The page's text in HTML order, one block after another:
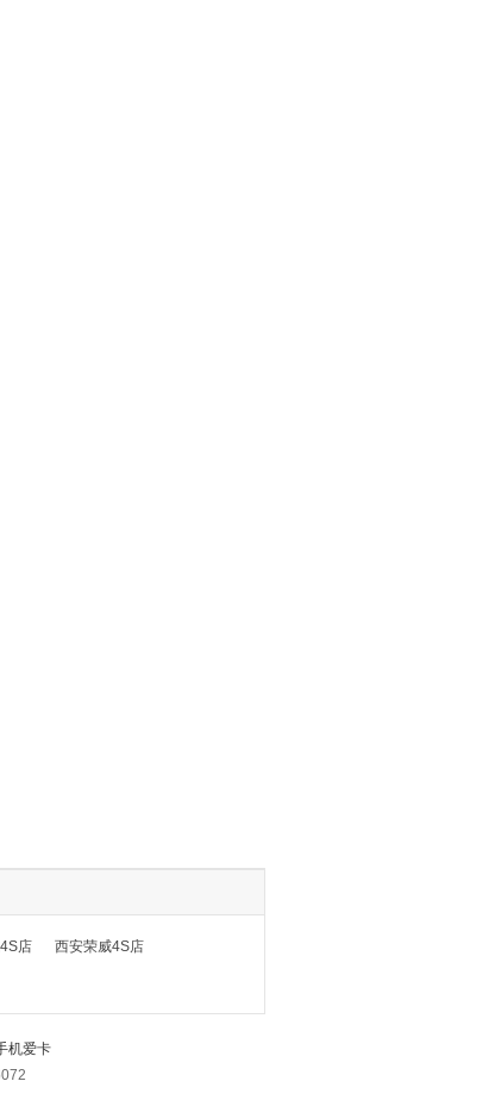
店
西安荣威4S店
机爱卡